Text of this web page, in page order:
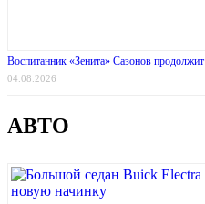
Воспитанник «Зенита» Сазонов
04.08.2026
АВТО